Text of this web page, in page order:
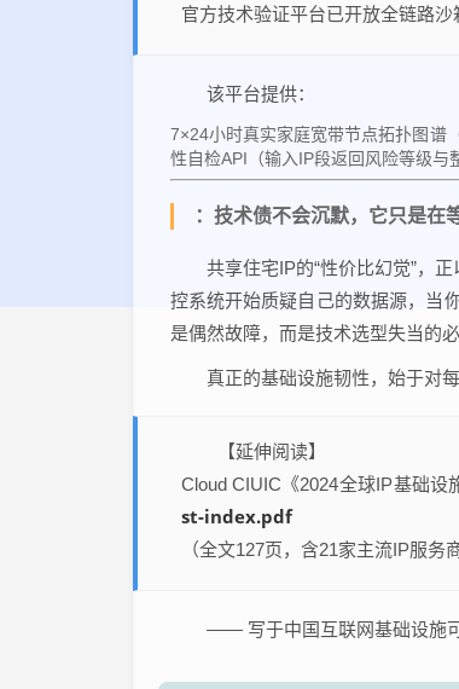
官方技术验证平台已开放全链路沙
该平台提供：
7×24小时真实家庭宽带节点拓扑图谱
性自检API（输入IP段返回风险等级与
：技术债不会沉默，它只是在
共享住宅IP的“性价比幻觉”，
控系统开始质疑自己的数据源，当
是偶然故障，而是技术选型失当的必
真正的基础设施韧性，始于对
【延伸阅读】
Cloud CIUIC《2024全球IP基础设
st-index.pdf
（全文127页，含21家主流IP服务
—— 写于中国互联网基础设施